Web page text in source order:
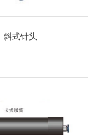
斜式针头